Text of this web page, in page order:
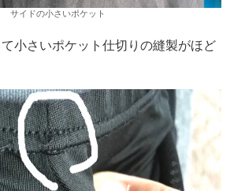
サイドの小さいポケット
小さいポケット仕切りの縫製がほど